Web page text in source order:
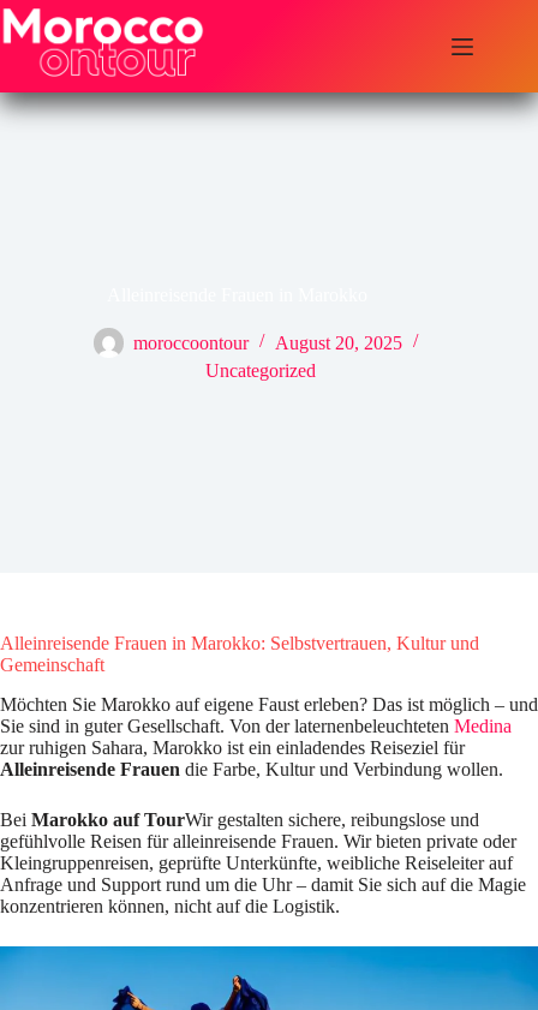
Zum
Inhalt
springen
moroccoontour
August 20, 2025
Uncategorized
Alleinreisende Frauen in Marokko: Selbstvertrauen, Kultur und
Gemeinschaft
Möchten Sie Marokko auf eigene Faust erleben? Das ist möglich – und
Sie sind in guter Gesellschaft. Von der laternenbeleuchteten Medina
zur ruhigen Sahara, Marokko ist ein einladendes Reiseziel für
Alleinreisende Frauen die Farbe, Kultur und Verbindung wollen.
Bei Marokko auf TourWir gestalten sichere, reibungslose und
gefühlvolle Reisen für alleinreisende Frauen. Wir bieten private oder
Kleingruppenreisen, geprüfte Unterkünfte, weibliche Reiseleiter auf
Anfrage und Support rund um die Uhr – damit Sie sich auf die Magie
konzentrieren können, nicht auf die Logistik.